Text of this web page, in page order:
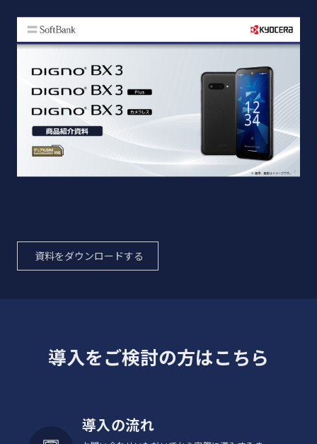
CPU
MediaTek Dimensity®6100＋
［2.2GHz（2コア）＋ 2.0GHz（6コア）］
メイン（アウト）
約800万画素 CMOS
約800万画素 CMOS
microSDXC™（最大1TB）
内蔵
SIM Dual SIM (nanoSIM+eSIM)
対応通信規
4G（TDD-LTE）：B38/B39/B41/B42
GSM：850/900/1800/1900 MHz
資料をダウンロードする
導入をご検討の方はこちら
導入の流れ